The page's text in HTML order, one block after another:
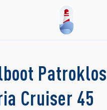
Patroklos |
Cruiser 45